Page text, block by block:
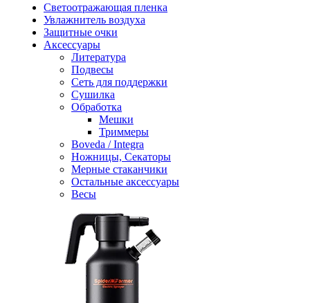
Светоотражающая пленка
Увлажнитель воздуха
Защитные очки
Аксессуары
Литература
Подвесы
Сеть для поддержки
Сушилка
Обработка
Мешки
Триммеры
Boveda / Integra
Ножницы, Секаторы
Мерные стаканчики
Остальные аксессуары
Весы